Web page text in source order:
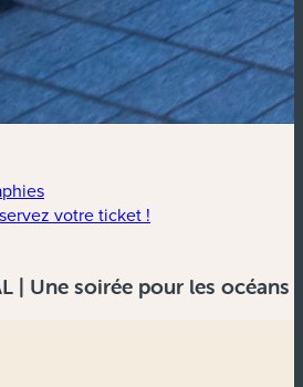
votre ticket !
| Une soirée pour les océans